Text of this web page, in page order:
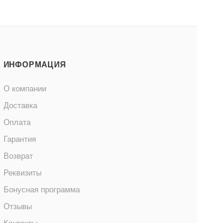
ИНФОРМАЦИЯ
О компании
Доставка
Оплата
Гарантия
Возврат
Реквизиты
Бонусная программа
Отзывы